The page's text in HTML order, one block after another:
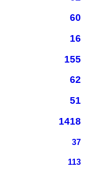
60
16
155
62
51
1418
37
113